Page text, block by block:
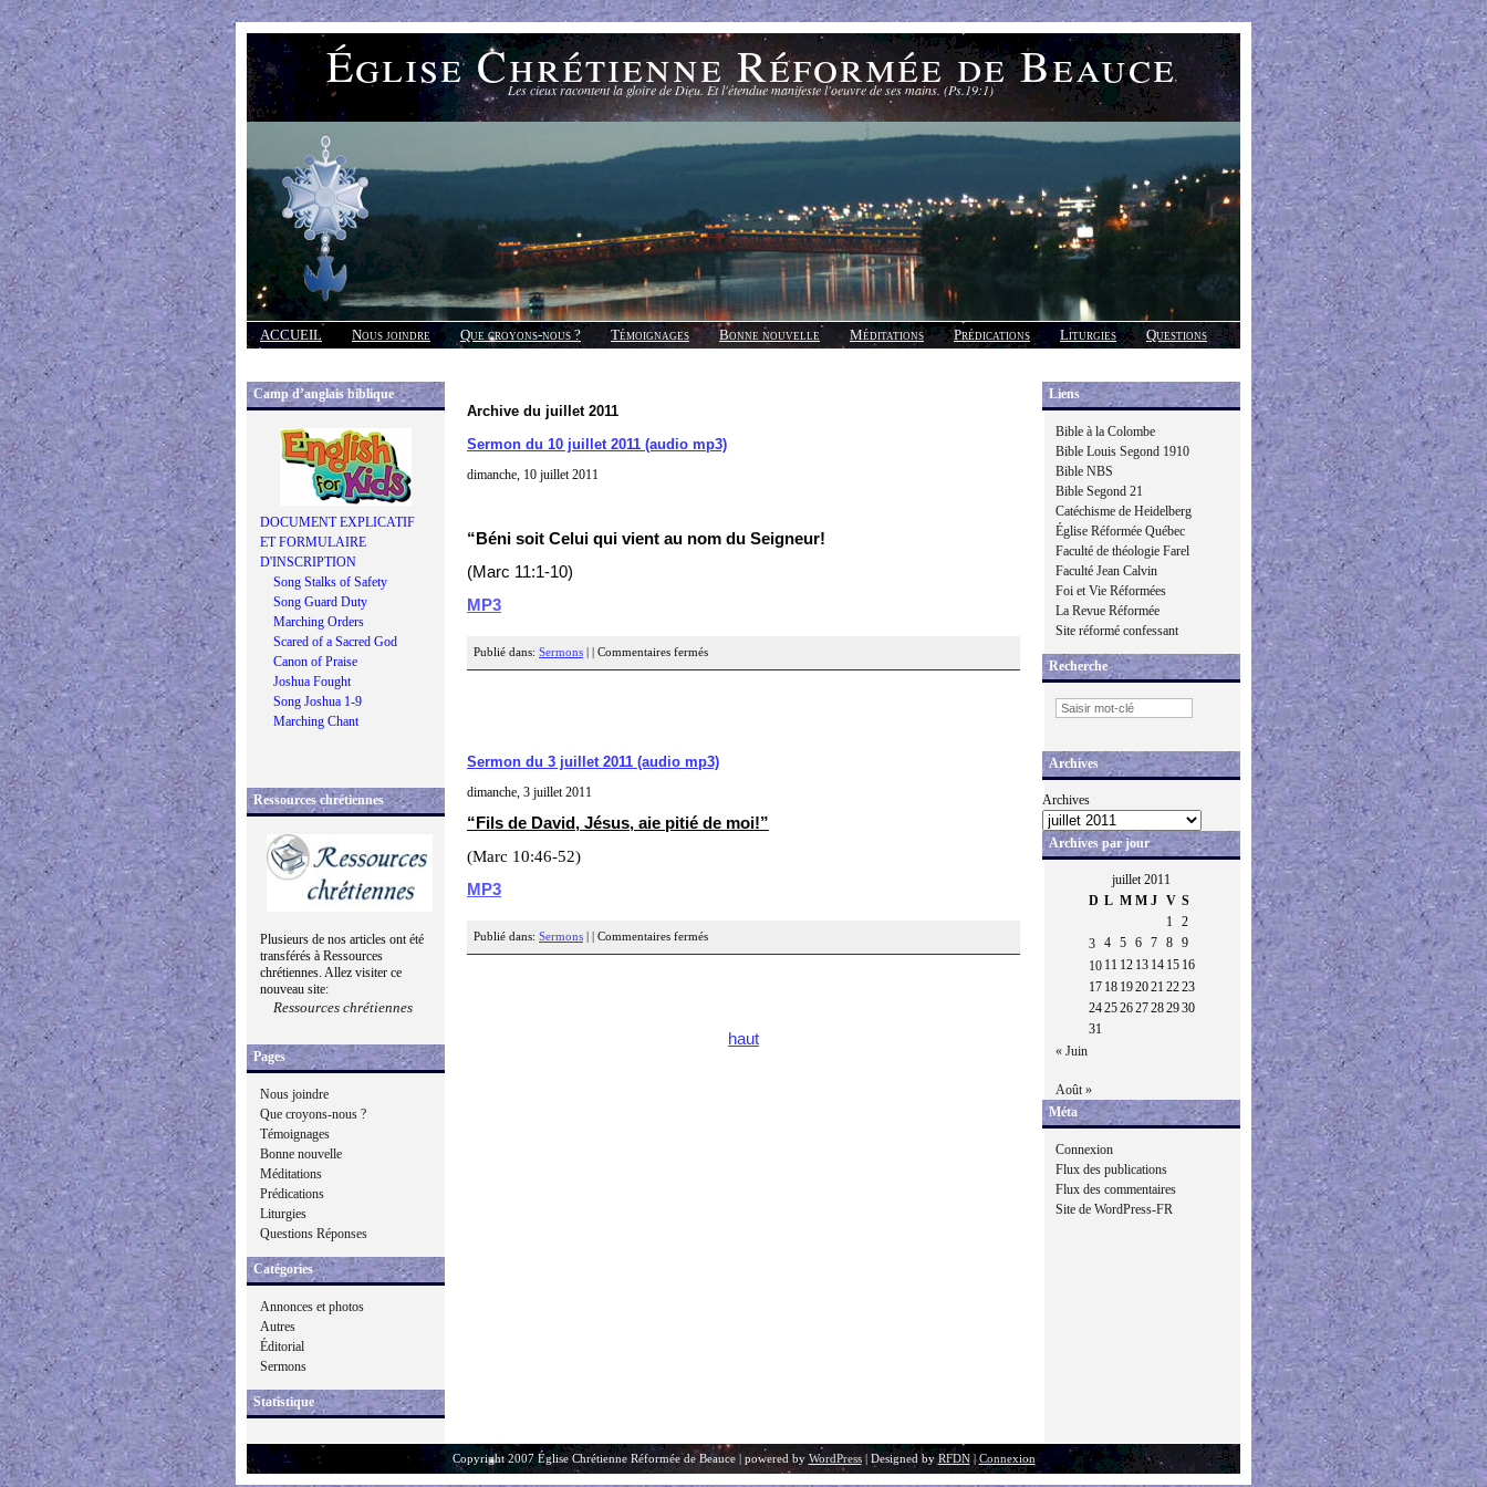
Église Chrétienne Réformée de Beauce
Les cieux racontent la gloire de Dieu. Et l'étendue manifeste l'oeuvre de ses mains. (Ps.19:1)
ACCUEIL Nous joindre Que croyons-nous ? Témoignages Bonne nouvelle Méditations Prédications Liturgies
Questions
Réponses
Camp d’anglais biblique
DOCUMENT EXPLICATIF
ET FORMULAIRE
D'INSCRIPTION
Song Stalks of Safety
Song Guard Duty
Marching Orders
Scared of a Sacred God
Canon of Praise
Joshua Fought
Song Joshua 1-9
Marching Chant
Ressources chrétiennes
Plusieurs de nos articles ont été
transférés à Ressources
chrétiennes. Allez visiter ce
nouveau site:
Ressources chrétiennes
Pages
Nous joindre
Que croyons-nous ?
Témoignages
Bonne nouvelle
Méditations
Prédications
Liturgies
Questions Réponses
Catégories
Annonces et photos
Autres
Éditorial
Sermons
Statistique
Archive du juillet 2011
Sermon du 10 juillet 2011 (audio mp3)
dimanche, 10 juillet 2011
“Béni soit Celui qui vient au nom du Seigneur!
(Marc 11:1-10)
MP3
Publié dans: Sermons Commentaires fermés
Sermon du 3 juillet 2011 (audio mp3)
dimanche, 3 juillet 2011
“Fils de David, Jésus, aie pitié de moi!”
(Marc 10:46-52)
MP3
Publié dans: Sermons Commentaires fermés
haut
Liens
Bible à la Colombe
Bible Louis Segond 1910
Bible NBS
Bible Segond 21
Catéchisme de Heidelberg
Église Réformée Québec
Faculté de théologie Farel
Faculté Jean Calvin
Foi et Vie Réformées
La Revue Réformée
Site réformé confessant
Recherche
Archives
Archives
Archives par jour
juillet 2011
D L M M J V S
1
2
3
4 5 6 7 8
9
10 11 12 13 14 15 16
17 18 192021 2223
24252627282930
31
« Juin
Août »
Méta
Connexion
Flux des publications
Flux des commentaires
Site de WordPress-FR
Copyright 2007 Église Chrétienne Réformée de Beauce | powered by WordPress| Designed byRFDN|Connexion